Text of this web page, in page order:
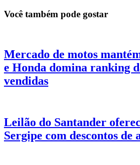
Você também pode gostar
Mercado de motos
e Honda domina ranking
vendidas
Leilão do Santander
Sergipe com descontos de